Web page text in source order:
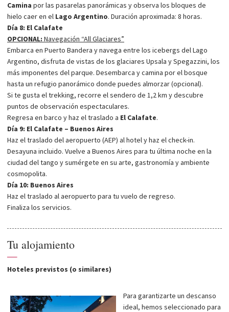
Camina por las pasarelas panorámicas y observa los bloques de
hielo caer en el Lago Argentino. Duración aproximada: 8 horas.
Día 8: El Calafate
OPCIONAL: Navegación “All Glaciares”
Embarca en Puerto Bandera y navega entre los icebergs del Lago
Argentino, disfruta de vistas de los glaciares Upsala y Spegazzini, los
más imponentes del parque. Desembarca y camina por el bosque
hasta un refugio panorámico donde puedes almorzar (opcional).
Si te gusta el trekking, recorre el sendero de 1,2 km y descubre
puntos de observación espectaculares.
Regresa en barco y haz el traslado a El Calafate.
Día 9: El Calafate – Buenos Aires
Haz el traslado del aeropuerto (AEP) al hotel y haz el check-in.
Desayuna incluido. Vuelve a Buenos Aires para tu última noche en la
ciudad del tango y sumérgete en su arte, gastronomía y ambiente
cosmopolita.
Día 10: Buenos Aires
Haz el traslado al aeropuerto para tu vuelo de regreso.
Finaliza los servicios.
Tu alojamiento
—
Hoteles previstos (o similares)
Para garantizarte un descanso
ideal, hemos seleccionado para